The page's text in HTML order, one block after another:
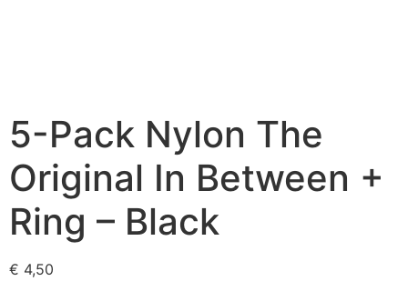
5-Pack Nylon The
Original In Between +
Ring – Black
€ 4,50